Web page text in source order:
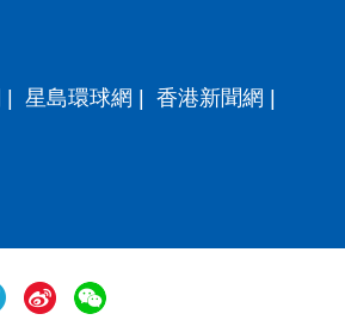
星島環球網 香港新聞網